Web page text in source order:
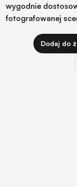
wygodnie
fotografowanej
Dodaj do